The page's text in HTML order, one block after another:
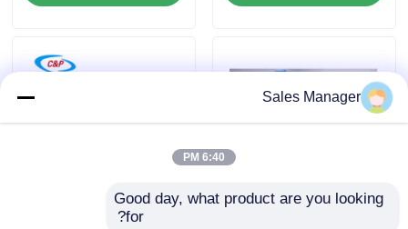
اتصل بنا
مجموعة الحجاب الطبي
Sales Manager
6:40 PM
Good day, what product are you looking
for?